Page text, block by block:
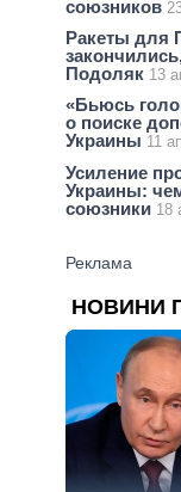
союзников
Ракеты для
Подоляк 13
«Бьюсь
о поиске
Украины 11
Усиление
Украины:
союзники 18